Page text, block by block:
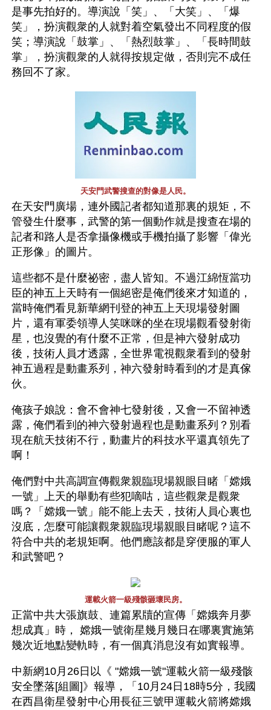
是事先拍好的。導演說「笑」、「大笑」、「爆
笑」，扮演觀衆的人就對着空氣發出不同程度的假
笑；導演說「鼓掌」、「熱烈鼓掌」、「長時間鼓
掌」，扮演觀衆的人就得按規定做，否則完不成任
務回不了家。
天安門武警搜查的對像是人民。
在天安門廣場，連外國記者都知道那裏的規矩，不
管發生什麼事，武警的第一個動作就是搜查在場的
記者和路人是否拿攝像機或手機拍攝了影響「偉光
正形像」的圖片。
這些都不是什麼祕密，盡人皆知。不過江綿恆當功
臣的神五上天時有一個絕密是俺們後來才知道的，
當時俺們看見新華網刊登的神五上天現場發射圖
片，還有軍委領導人笑咪咪的坐在現場觀看發射衛
星，也沒覺的有什麼不正常，但是神六發射成功
後，技術人員才透露，全世界電視觀衆看到的發射
神五過程是動畫系列，神六發射時看到的才是真傢
伙。
俺孩子娘說：會不會神七發射後，又會一不留神透
露，俺們看到的神六發射過程也是動畫系列？別看
現在航天技術不行，動畫片的科技水平還真領先了
啊！
俺們對中共高調宣傳觀衆親臨現場親眼目睹「嫦娥
一號」上天的舉動有些犯嘀咕，這些觀衆是觀衆
嗎？「嫦娥一號」能不能上去天，技術人員心裏也
沒底，怎麼可能讓觀衆親臨現場親眼目睹呢？這不
符合中共的老規矩啊。他們應該都是穿便服的軍人
和武警吧？
運載火箭一級殘骸砸壞民房。
正當中共大張旗鼓、連篇累牘的宣傳「嫦娥奔月夢
想成真」時， 嫦娥一號衛星幾月幾日在哪裏實施第
幾次近地點變軌時，有一個真消息沒有如實報導。
中新網10月26日以《 "嫦娥一號"運載火箭一級殘骸
安全墜落[組圖]》報導，「10月24日18時5分，我國
在西昌衛星發射中心用長征三號甲運載火箭將嫦娥